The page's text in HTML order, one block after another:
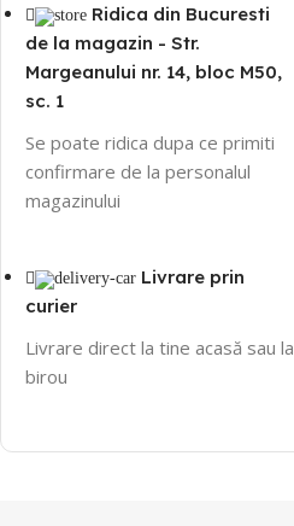
Ridica din Bucuresti
de la magazin - Str.
Margeanului nr. 14, bloc M50,
sc. 1
Se poate ridica dupa ce primiti
confirmare de la personalul
magazinului
Livrare prin
curier
Livrare direct la tine acasă sau la
birou